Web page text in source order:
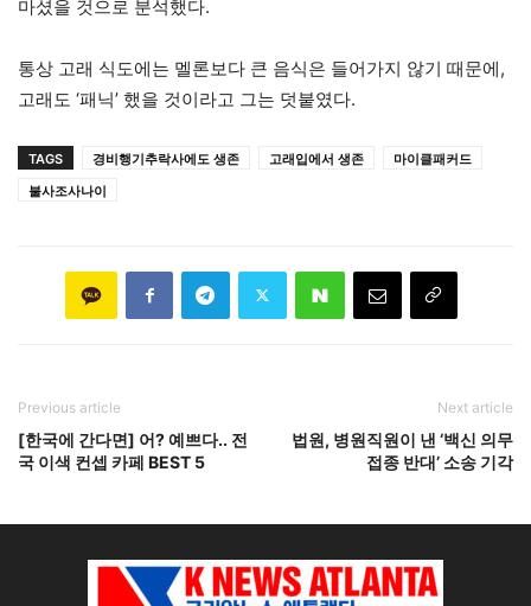
마셨을 것으로 분석했다.
통상 고래 식도에는 멜론보다 큰 음식은 들어가지 않기 때문에,
고래도 ‘패닉’ 했을 것이라고 그는 덧붙였다.
TAGS 경비행기추락사에도 생존 고래입에서 생존
마이클패커드
불사조사나이
Previous article
[한국에 간다면] 어? 예쁘다.. 전
국 이색 컨셉 카페 BEST 5
Next article
법원, 병원직원이 낸 ‘백신 의무
접종 반대’ 소송 기각